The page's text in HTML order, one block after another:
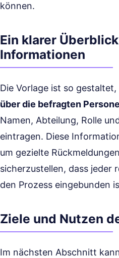
können.
Ein klarer
Informationen
Die Vorlage ist so gestaltet,
über die befragten
Namen, Abteilung, Rolle
eintragen. Diese
um gezielte
sicherzustellen, dass jeder
den Prozess eingebunden
Ziele und Nutzen
Im nächsten Abschnitt